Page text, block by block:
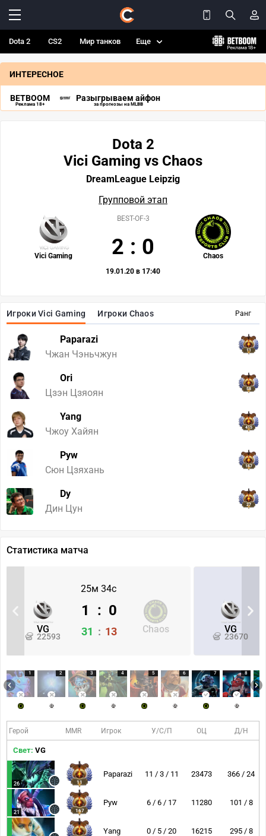
Dota 2 CS2 Мир танков Еще
ИНТЕРЕСНОЕ
BETBOOM
Реклама 18+
Разыгрываем айфон
за прогнозы на MLBB
Ранг
Игроки Vici Gaming Игроки Chaos
Paparazi
Чжан Чэньчжун
11
Ori
Цзэн Цзяоян
58
Yang
Чжоу Хайян
415
Pyw
Сюн Цзяхань
167
Dy
Дин Цун
27
Dota 2
Vici Gaming vs Chaos
DreamLeague Leipzig
Групповой этап
Vici Gaming Chaos
BEST-OF-3
2 : 0
19.01.20 в 17:40
Статистика матча
25м 34с
VG
22593
Chaos
1 : 0
31 : 13 VG
23670
1 2 3 4 5 6 7 8
Герой MMR Игрок У/С/П ОЦ Д/Н
Свет: VG
26 11
Paparazi 11 / 3 / 11 23473 366 / 24
21 167
Pyw 6 / 6 / 17 11280 101 / 8
Yang 0 / 5 / 20 16215 295 / 8